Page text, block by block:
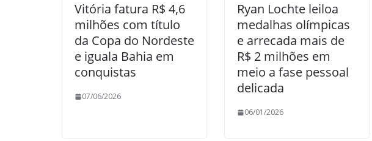
Vitória fatura R$ 4,6
milhões com título
da Copa do Nordeste
e iguala Bahia em
conquistas
07/06/2026
Ryan Lochte leiloa
medalhas olímpicas
e arrecada mais de
R$ 2 milhões em
meio a fase pessoal
delicada
06/01/2026